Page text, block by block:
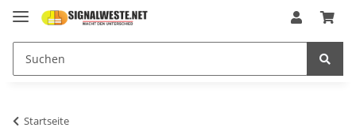
Startseite